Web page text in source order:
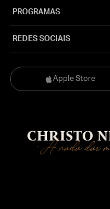
Apple Store
PROGRAMAS
REDES SOCIAIS